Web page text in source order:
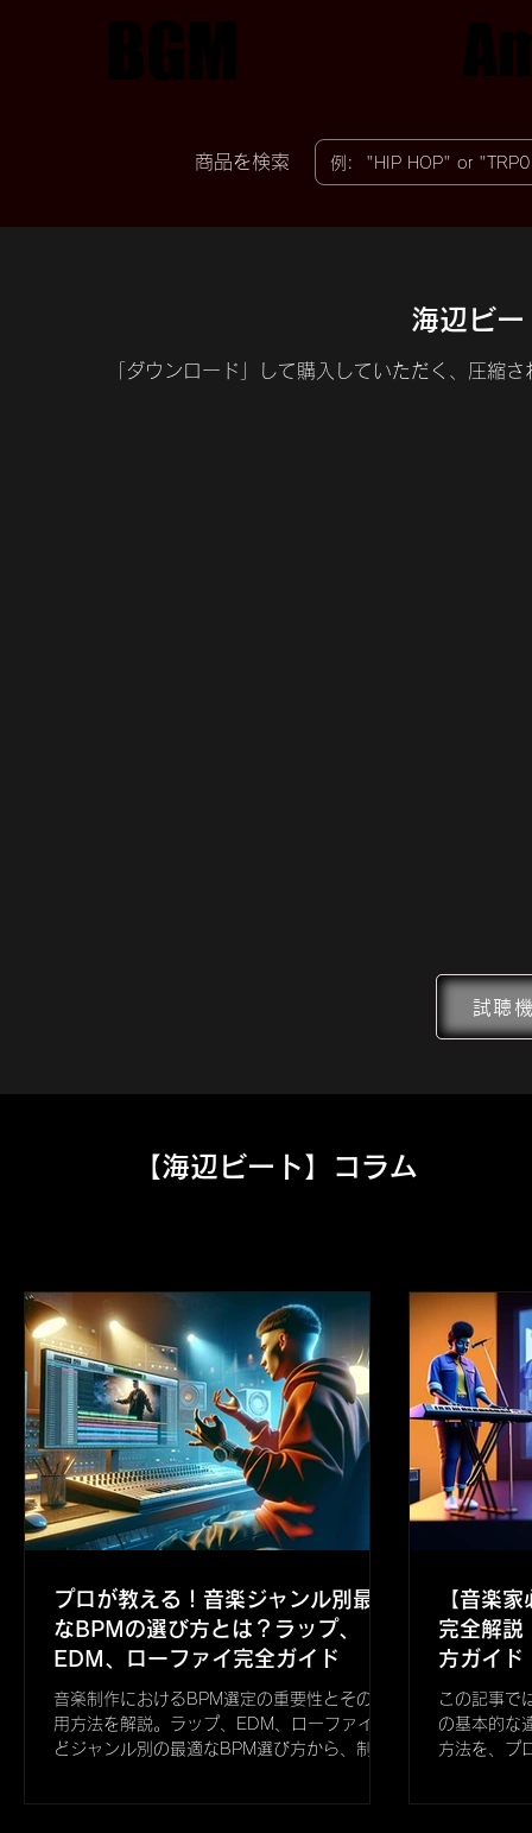
BGM
BGM
​商品を検索
海辺ビ
「ダウンロード」して購入していただく、圧縮
試聴
​【海辺ビート】コラム
プロが教える！音楽ジャンル別最適
なBPMの選び方とは？ラップ、
EDM、ローファイ完全ガイド
音楽制作におけるBPM選定の重要性とその応
用方法を解説。ラップ、EDM、ローファイな
どジャンル別の最適なBPM選び方から、制作
【音楽
完全解説
方ガイド
この記事で
の基本的な
方法を、プ